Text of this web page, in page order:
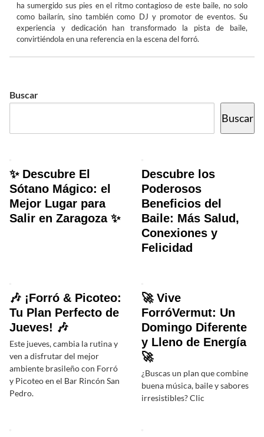
ha sumergido sus pies en el ritmo contagioso de este baile, no solo
como bailarín, sino también como DJ y promotor de eventos. Su
experiencia y dedicación han transformado la pista de baile,
convirtiéndola en una referencia en la escena del forró.
Buscar
Buscar
✨ Descubre El
Sótano Mágico: el
Mejor Lugar para
Salir en Zaragoza ✨
Descubre los
Poderosos
Beneficios del
Baile: Más Salud,
Conexiones y
Felicidad
🎶 ¡Forró & Picoteo:
Tu Plan Perfecto de
Jueves! 🎶
Este jueves, cambia la rutina y
ven a disfrutar del mejor
ambiente brasileño con Forró
y Picoteo en el Bar Rincón San
Pedro.
🚀 Vive
ForróVermut: Un
Domingo Diferente
y Lleno de Energía
🚀
¿Buscas un plan que combine
buena música, baile y sabores
irresistibles? Clic